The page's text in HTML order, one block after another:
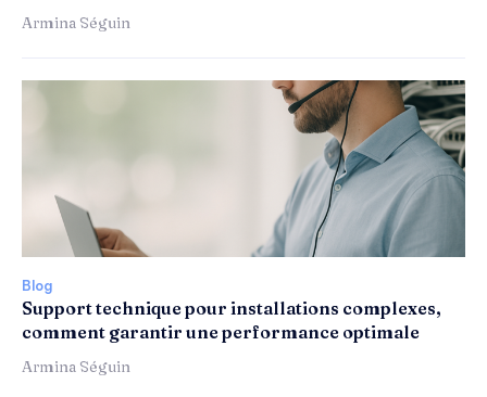
Armina Séguin
Blog
Support technique pour installations complexes,
comment garantir une performance optimale
Armina Séguin